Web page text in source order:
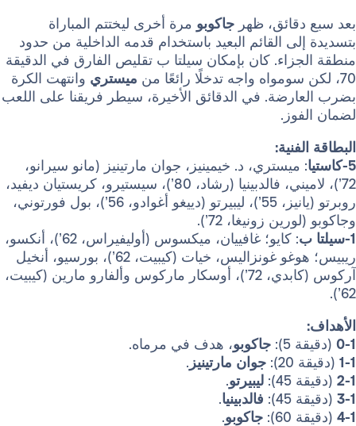
ظهرجاكوبومرة أخرى ليختتم المباراة
القائم البعيد باستخدام قدمه الداخلية من حدود
كان بإمكان سيلتا ب تقليص الفارق في الدقيقة
ميستريوانتهت الكرة
في الدقائق الأخيرة، سيطر فريقنا على اللعب
د. خيمينيز، جوان مارتينيز (مانو سيرانو،
72’)، لاميني، فالدبينيا (رشاد، 80’)، سيستيرو، كريستيان ديفيد،
روبرتو (يانيز، 55’)، ليبيرتو (دييغو أغوادو، 56’)، بول فورتوني،
زونيغا، 72’).
: كايو؛ غافييان، ميكسوس (أوليفيراس، 62’)، أنكسو،
ريبيس؛ هوغو غونزاليس، خيات (كيبيت، 62’)، بورسيو، أنخيل
آركوس (كابدي، 72’)، أوسكار ماركوس وألفارو مارين (كيبيت،
جاكوبو، هدف في مرماه.
جوان مارتينيز .
ليبيرتو.
فالدبينيا.
جاكوبو.